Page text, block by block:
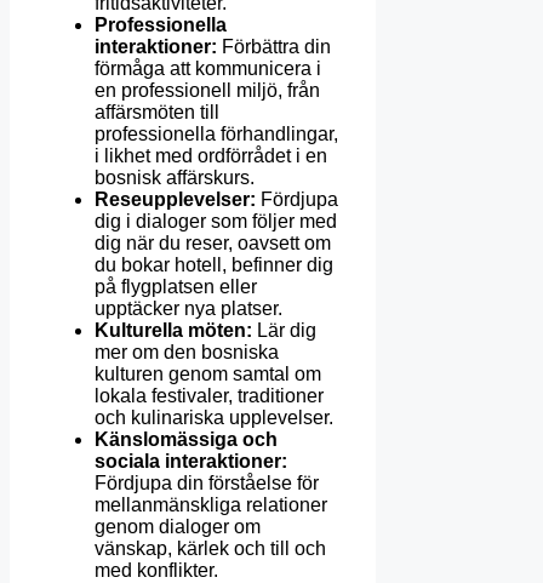
Professionella
interaktioner: Förbättra din
förmåga att kommunicera i
en professionell miljö, från
affärsmöten till
professionella förhandlingar,
i likhet med ordförrådet i en
bosnisk affärskurs.
Reseupplevelser: Fördjupa
dig i dialoger som följer med
dig när du reser, oavsett om
du bokar hotell, befinner dig
på flygplatsen eller
upptäcker nya platser.
Kulturella möten: Lär dig
mer om den bosniska
kulturen genom samtal om
lokala festivaler, traditioner
och kulinariska upplevelser.
Känslomässiga och
sociala interaktioner:
Fördjupa din förståelse för
mellanmänskliga relationer
genom dialoger om
vänskap, kärlek och till och
med konflikter.